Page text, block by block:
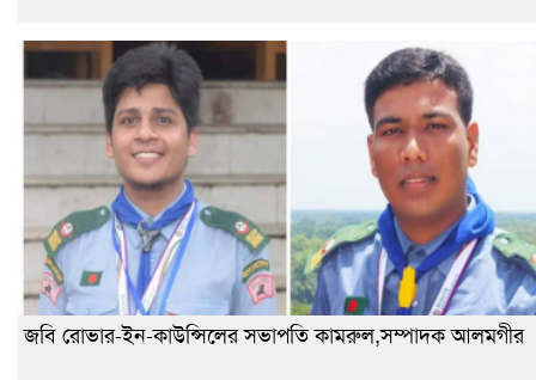
জবি রোভার-ইন-কাউন্সিলের সভাপতি কামরুল,সম্পাদক আলমগীর